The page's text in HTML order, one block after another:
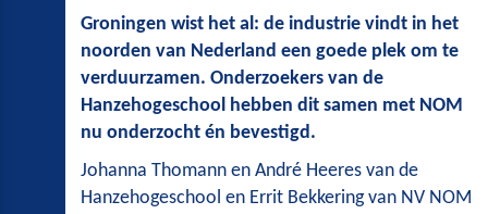
Groningen wist het al: de industrie vindt in het
noorden van Nederland een goede plek om te
verduurzamen. Onderzoekers van de
Hanzehogeschool hebben dit samen met NOM
nu onderzocht én bevestigd.
Johanna Thomann en André Heeres van de
Hanzehogeschool en Errit Bekkering van NV NOM